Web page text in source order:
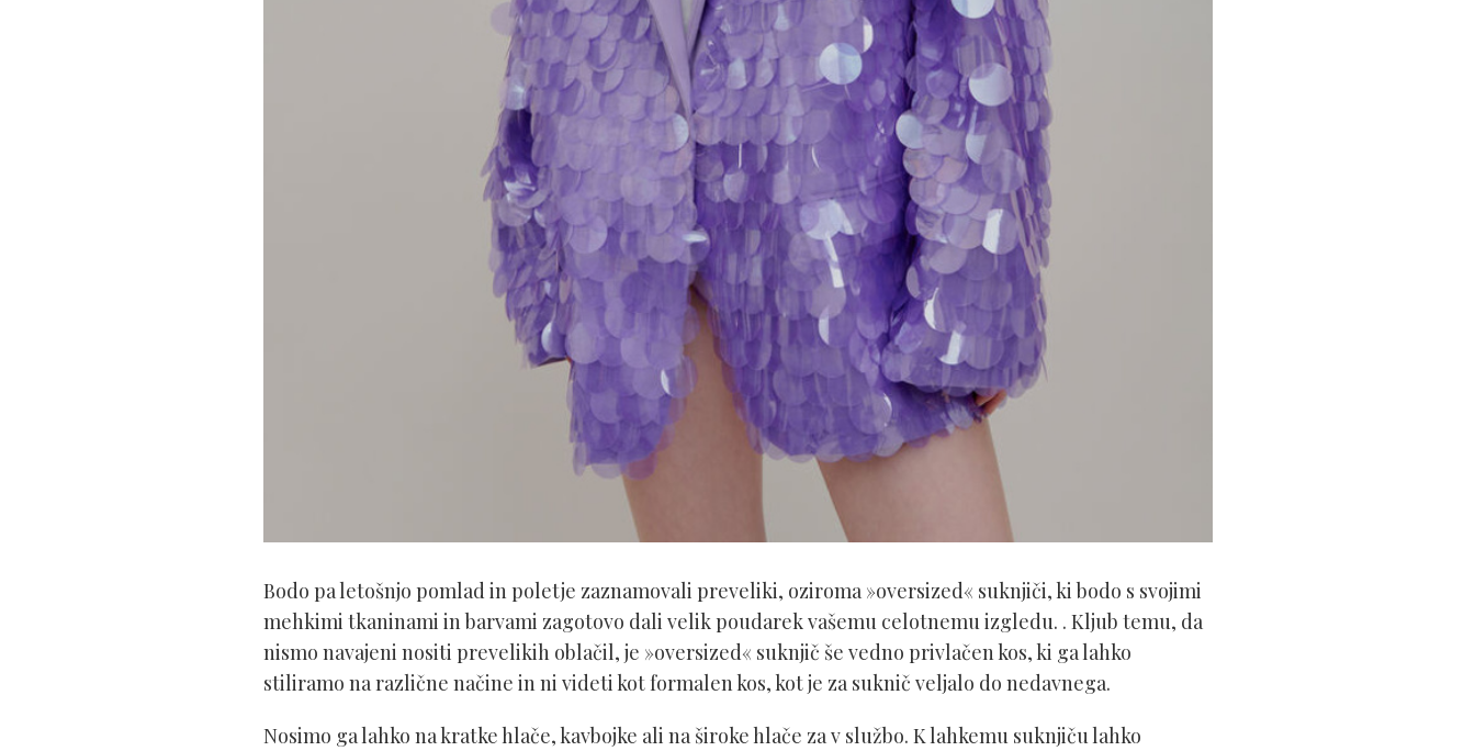
Bodo pa letošnjo pomlad in poletje zaznamovali preveliki, oziroma »oversized« suknjiči, ki bodo s svojimi
mehkimi tkaninami in barvami zagotovo dali velik poudarek vašemu celotnemu izgledu. . Kljub temu, da
nismo navajeni nositi prevelikih oblačil, je »oversized« suknjič še vedno privlačen kos, ki ga lahko
stiliramo na različne načine in ni videti kot formalen kos, kot je za suknič veljalo do nedavnega.
Nosimo ga lahko na kratke hlače, kavbojke ali na široke hlače za v službo. K lahkemu suknjiču lahko